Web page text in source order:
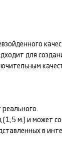
для
м.) и может
в